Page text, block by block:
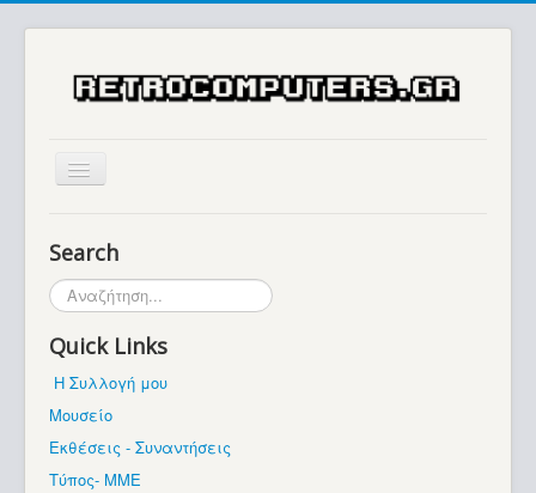
Μουσείο
Search
Αναζήτηση...
Quick Links
Η Συλλογή μου
Μουσείο
Εκθέσεις - Συναντήσεις
Τύπος- ΜΜΕ